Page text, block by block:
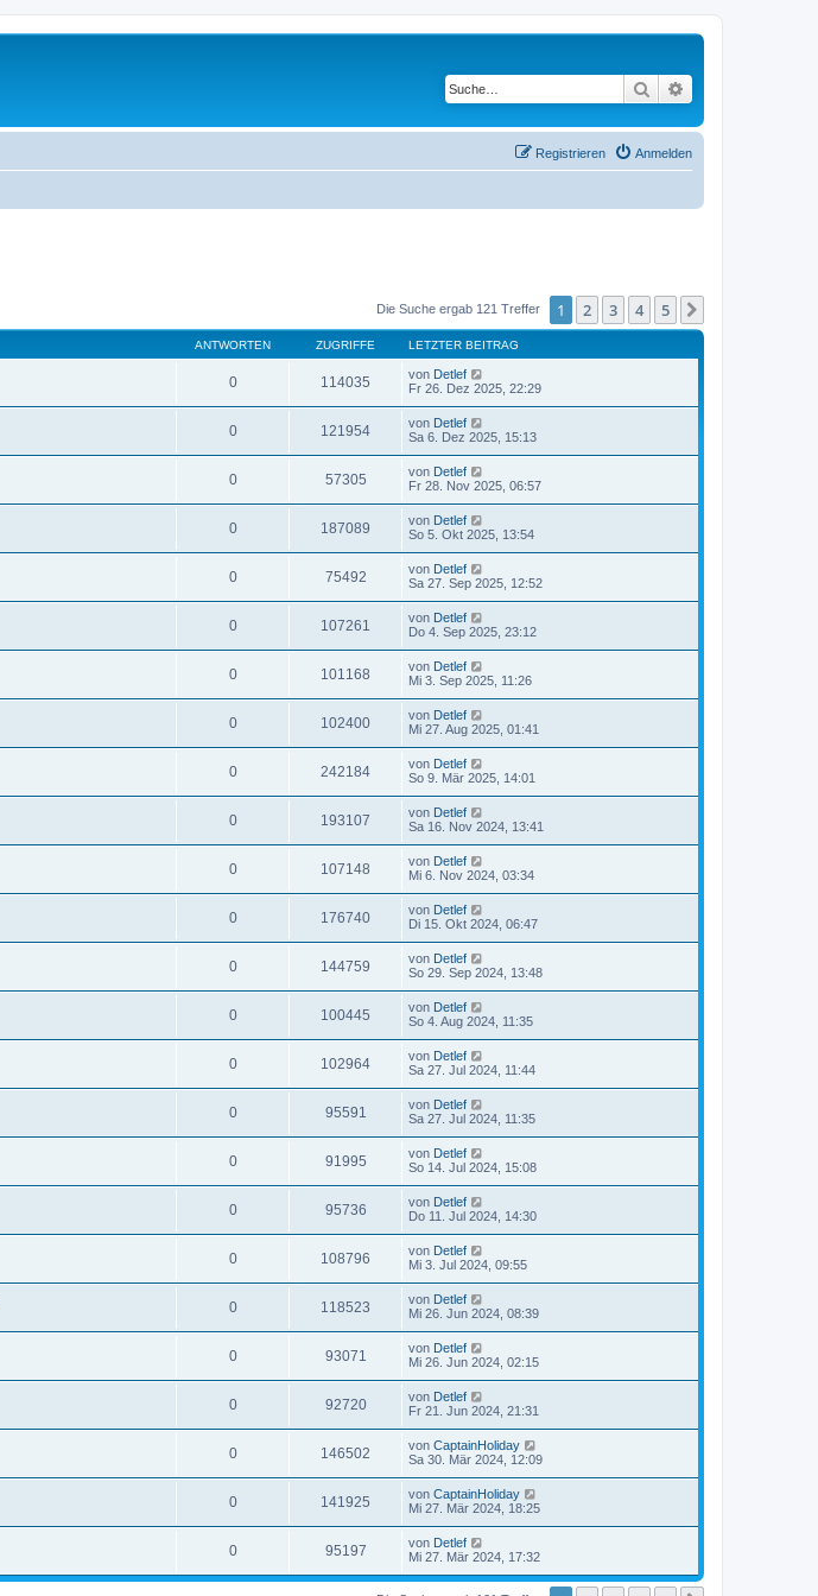
Suche
Anmelden
Registrieren
Die Suche ergab 121 Treffer 1 2 3 4 5
ANTWORTEN ZUGRIFFE LETZTER BEITRAG
0 114035 von Detlef
Fr 26. Dez 2025, 22:29
0 121954 von Detlef
Sa 6. Dez 2025, 15:13
0 57305 von Detlef
Fr 28. Nov 2025, 06:57
0 187089 von Detlef
So 5. Okt 2025, 13:54
0 75492 von Detlef
Sa 27. Sep 2025, 12:52
0 107261 von Detlef
Do 4. Sep 2025, 23:12
0 101168 von Detlef
Mi 3. Sep 2025, 11:26
0 102400 von Detlef
Mi 27. Aug 2025, 01:41
0 242184 von Detlef
So 9. Mär 2025, 14:01
0 193107 von Detlef
Sa 16. Nov 2024, 13:41
0 107148 von Detlef
Mi 6. Nov 2024, 03:34
0 176740 von Detlef
Di 15. Okt 2024, 06:47
0 144759 von Detlef
So 29. Sep 2024, 13:48
0 100445 von Detlef
So 4. Aug 2024, 11:35
0 102964 von Detlef
Sa 27. Jul 2024, 11:44
0 95591 von Detlef
Sa 27. Jul 2024, 11:35
0 91995 von Detlef
So 14. Jul 2024, 15:08
0 95736 von Detlef
Do 11. Jul 2024, 14:30
0 108796 von Detlef
Mi 3. Jul 2024, 09:55
0 118523 von Detlef
Mi 26. Jun 2024, 08:39
0 93071 von Detlef
Mi 26. Jun 2024, 02:15
0 92720 von Detlef
Fr 21. Jun 2024, 21:31
0 146502 von CaptainHoliday
Sa 30. Mär 2024, 12:09
0 141925 von CaptainHoliday
Mi 27. Mär 2024, 18:25
0 95197 von Detlef
Mi 27. Mär 2024, 17:32